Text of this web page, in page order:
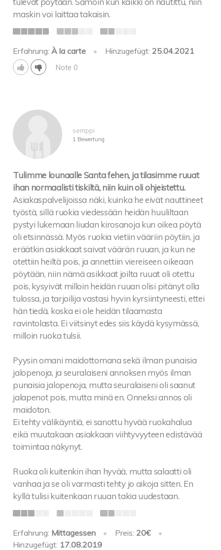
maskin voi laittaa takaisin.
Erfahrung:À la carte • Hinzugefügt: 25.04.2021
Note 0
semppi
1 Bewertung
Tulimme lounaalle Santa fehen, ja tilasimme ruuat
ihan normaalisti tiskiltä, niin kuin oli ohjeistettu.
Asiakaspalvelijoissa näki, kuinka he eivät nauttineet
työstä, sillä ruokia viedessään heidän huuliltaan
pystyi lukemaan liudan kirosanoja kun oikea pöytä
oli etsinnässä. Myös ruokia vietiin vääriin pöytiin, ja
eräätkin asiakkaat saivat väärän ruuan, ja kun ne
otettiin heiltä pois, ja annettiin viereiseen oikeaan
pöytään, niin nämä asikkaat joilta ruuat oli otettu
pois, kysyivät milloin heidän ruuan olisi pitänyt olla
tulossa, ja tarjoilija vastasi hyvin kyrsiintyneesti, ettei
hän tiedä, koska ei ole heidän tilaamasta
ravintolasta. Ei viitsinyt edes siis käydä kysymässä,
milloin ruoka tulsii.
Pyysin omani maidottomana sekä ilman punaisia
jalopenoja, ja seuralaiseni annoksen myös ilman
punaisia jalopenoja, mutta seuralaiseni oli saanut
jalapenot pois, mutta minä en. Onneksi annos oli
maidoton.
Ei tehty välikäyntiä, ei sanottu hyvää ruokahalua
eikä muutakaan asiakkaan viihtyvyyteen edistävää
toimintaa näkynyt.
Ruoka oli kuitenkin ihan hyvää, mutta salaatti oli
vanhaa ja se oli varmasti tehty jo aikoja sitten. En
kyllä tulisi kuitenkaan ruuan takia uudestaan.
Erfahrung: Mittagessen • Preis: 20€
•
Hinzugefügt: 17.08.2019